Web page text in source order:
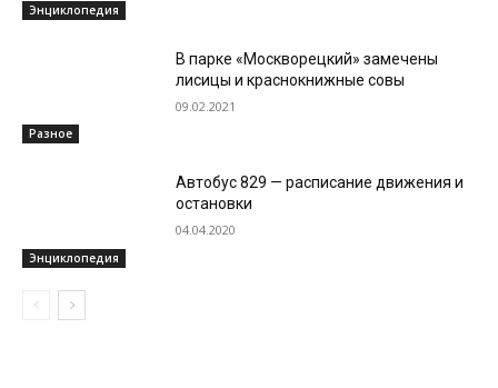
Энциклопедия
Разное
В парке «Москворецкий» замечены
лисицы и краснокнижные совы
09.02.2021
Энциклопедия
Автобус 829 — расписание движения и
остановки
04.04.2020